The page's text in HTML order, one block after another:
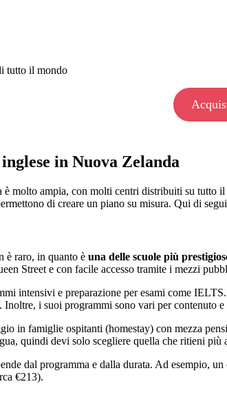
tutto il mondo
in Nuova Zelanda
molto ampia, con molti centri distribuiti su
di creare un piano su misura. Qui di
è raro, in quanto è una delle scuole più
Street e con facile accesso tramite i mezzi
intensivi e preparazione per esami come
i suoi programmi sono vari per contenuto e
in famiglie ospitanti (homestay) con mezza
quindi devi solo scegliere quella che ritieni più
dal programma e dalla durata. Ad esempio,
€213).